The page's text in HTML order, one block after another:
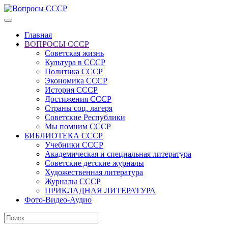
Главная
ВОПРОСЫ СССР
Советская жизнь
Культура в СССР
Политика СССР
Экономика СССР
История СССР
Достижения СССР
Страны соц. лагеря
Советские Республики
Мы помним СССР
БИБЛИОТЕКА СССР
Учебники СССР
Академическая и специальная литература
Советские детские журналы
Художественная литература
Журналы СССР
ПРИКЛАДНАЯ ЛИТЕРАТУРА
Фото-Видео-Аудио